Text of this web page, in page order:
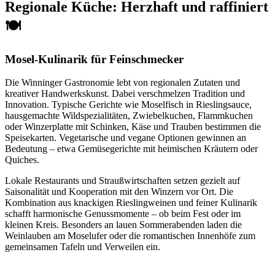
Regionale Küche: Herzhaft und raffiniert
🍽️
Mosel-Kulinarik für Feinschmecker
Die Winninger Gastronomie lebt von regionalen Zutaten und
kreativer Handwerkskunst. Dabei verschmelzen Tradition und
Innovation. Typische Gerichte wie Moselfisch in Rieslingsauce,
hausgemachte Wildspezialitäten, Zwiebelkuchen, Flammkuchen
oder Winzerplatte mit Schinken, Käse und Trauben bestimmen die
Speisekarten. Vegetarische und vegane Optionen gewinnen an
Bedeutung – etwa Gemüsegerichte mit heimischen Kräutern oder
Quiches.
Lokale Restaurants und Straußwirtschaften setzen gezielt auf
Saisonalität und Kooperation mit den Winzern vor Ort. Die
Kombination aus knackigen Rieslingweinen und feiner Kulinarik
schafft harmonische Genussmomente – ob beim Fest oder im
kleinen Kreis. Besonders an lauen Sommerabenden laden die
Weinlauben am Moselufer oder die romantischen Innenhöfe zum
gemeinsamen Tafeln und Verweilen ein.